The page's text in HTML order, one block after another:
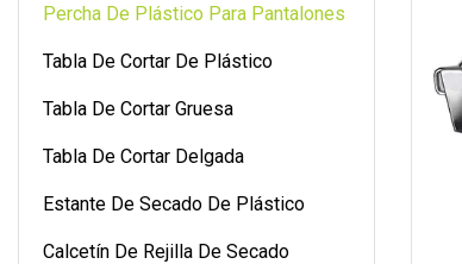
Percha De Plástico Para Pantalones
Tabla De Cortar De Plástico
Tabla De Cortar Gruesa
Tabla De Cortar Delgada
Estante De Secado De Plástico
Calcetín De Rejilla De Secado